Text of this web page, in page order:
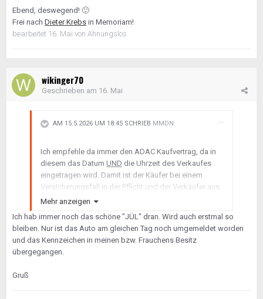
Ebend, deswegend! 🙂
Frei nach Dieter Krebs in Memoriam!
bearbeitet 16. Mai von Ahnungslos
wikinger70
Geschrieben am 16. Mai
AM 15.5.2026 UM 18:45 SCHRIEB MMDN:
Ich empfehle da immer den ADAC Kaufvertrag, da in
diesem das Datum UND die Uhrzeit des Verkaufes
eingetragen wird. Damit ist der Käufer bei einem
Versicherungsfall in der Pflicht und der Verkäufer aus
der Verantwortung raus. Das einzige was ein Problem
noch wochenlang mit dem alten Kennzeichen rum
fährt.
Mehr anzeigen
Ich hab immer noch das schöne "JÜL" dran. Wird auch erstmal so
bleiben. Nur ist das Auto am gleichen Tag noch umgemeldet worden
und das Kennzeichen in meinen bzw. Frauchens Besitz
übergegangen.
Gruß